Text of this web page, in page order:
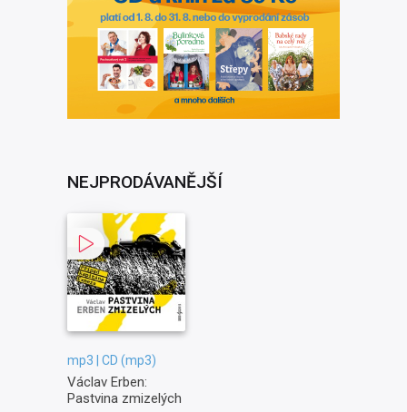
NEJPRODÁVANĚJŠÍ
mp3 | CD (mp3)
Václav Erben:
Pastvina zmizelých